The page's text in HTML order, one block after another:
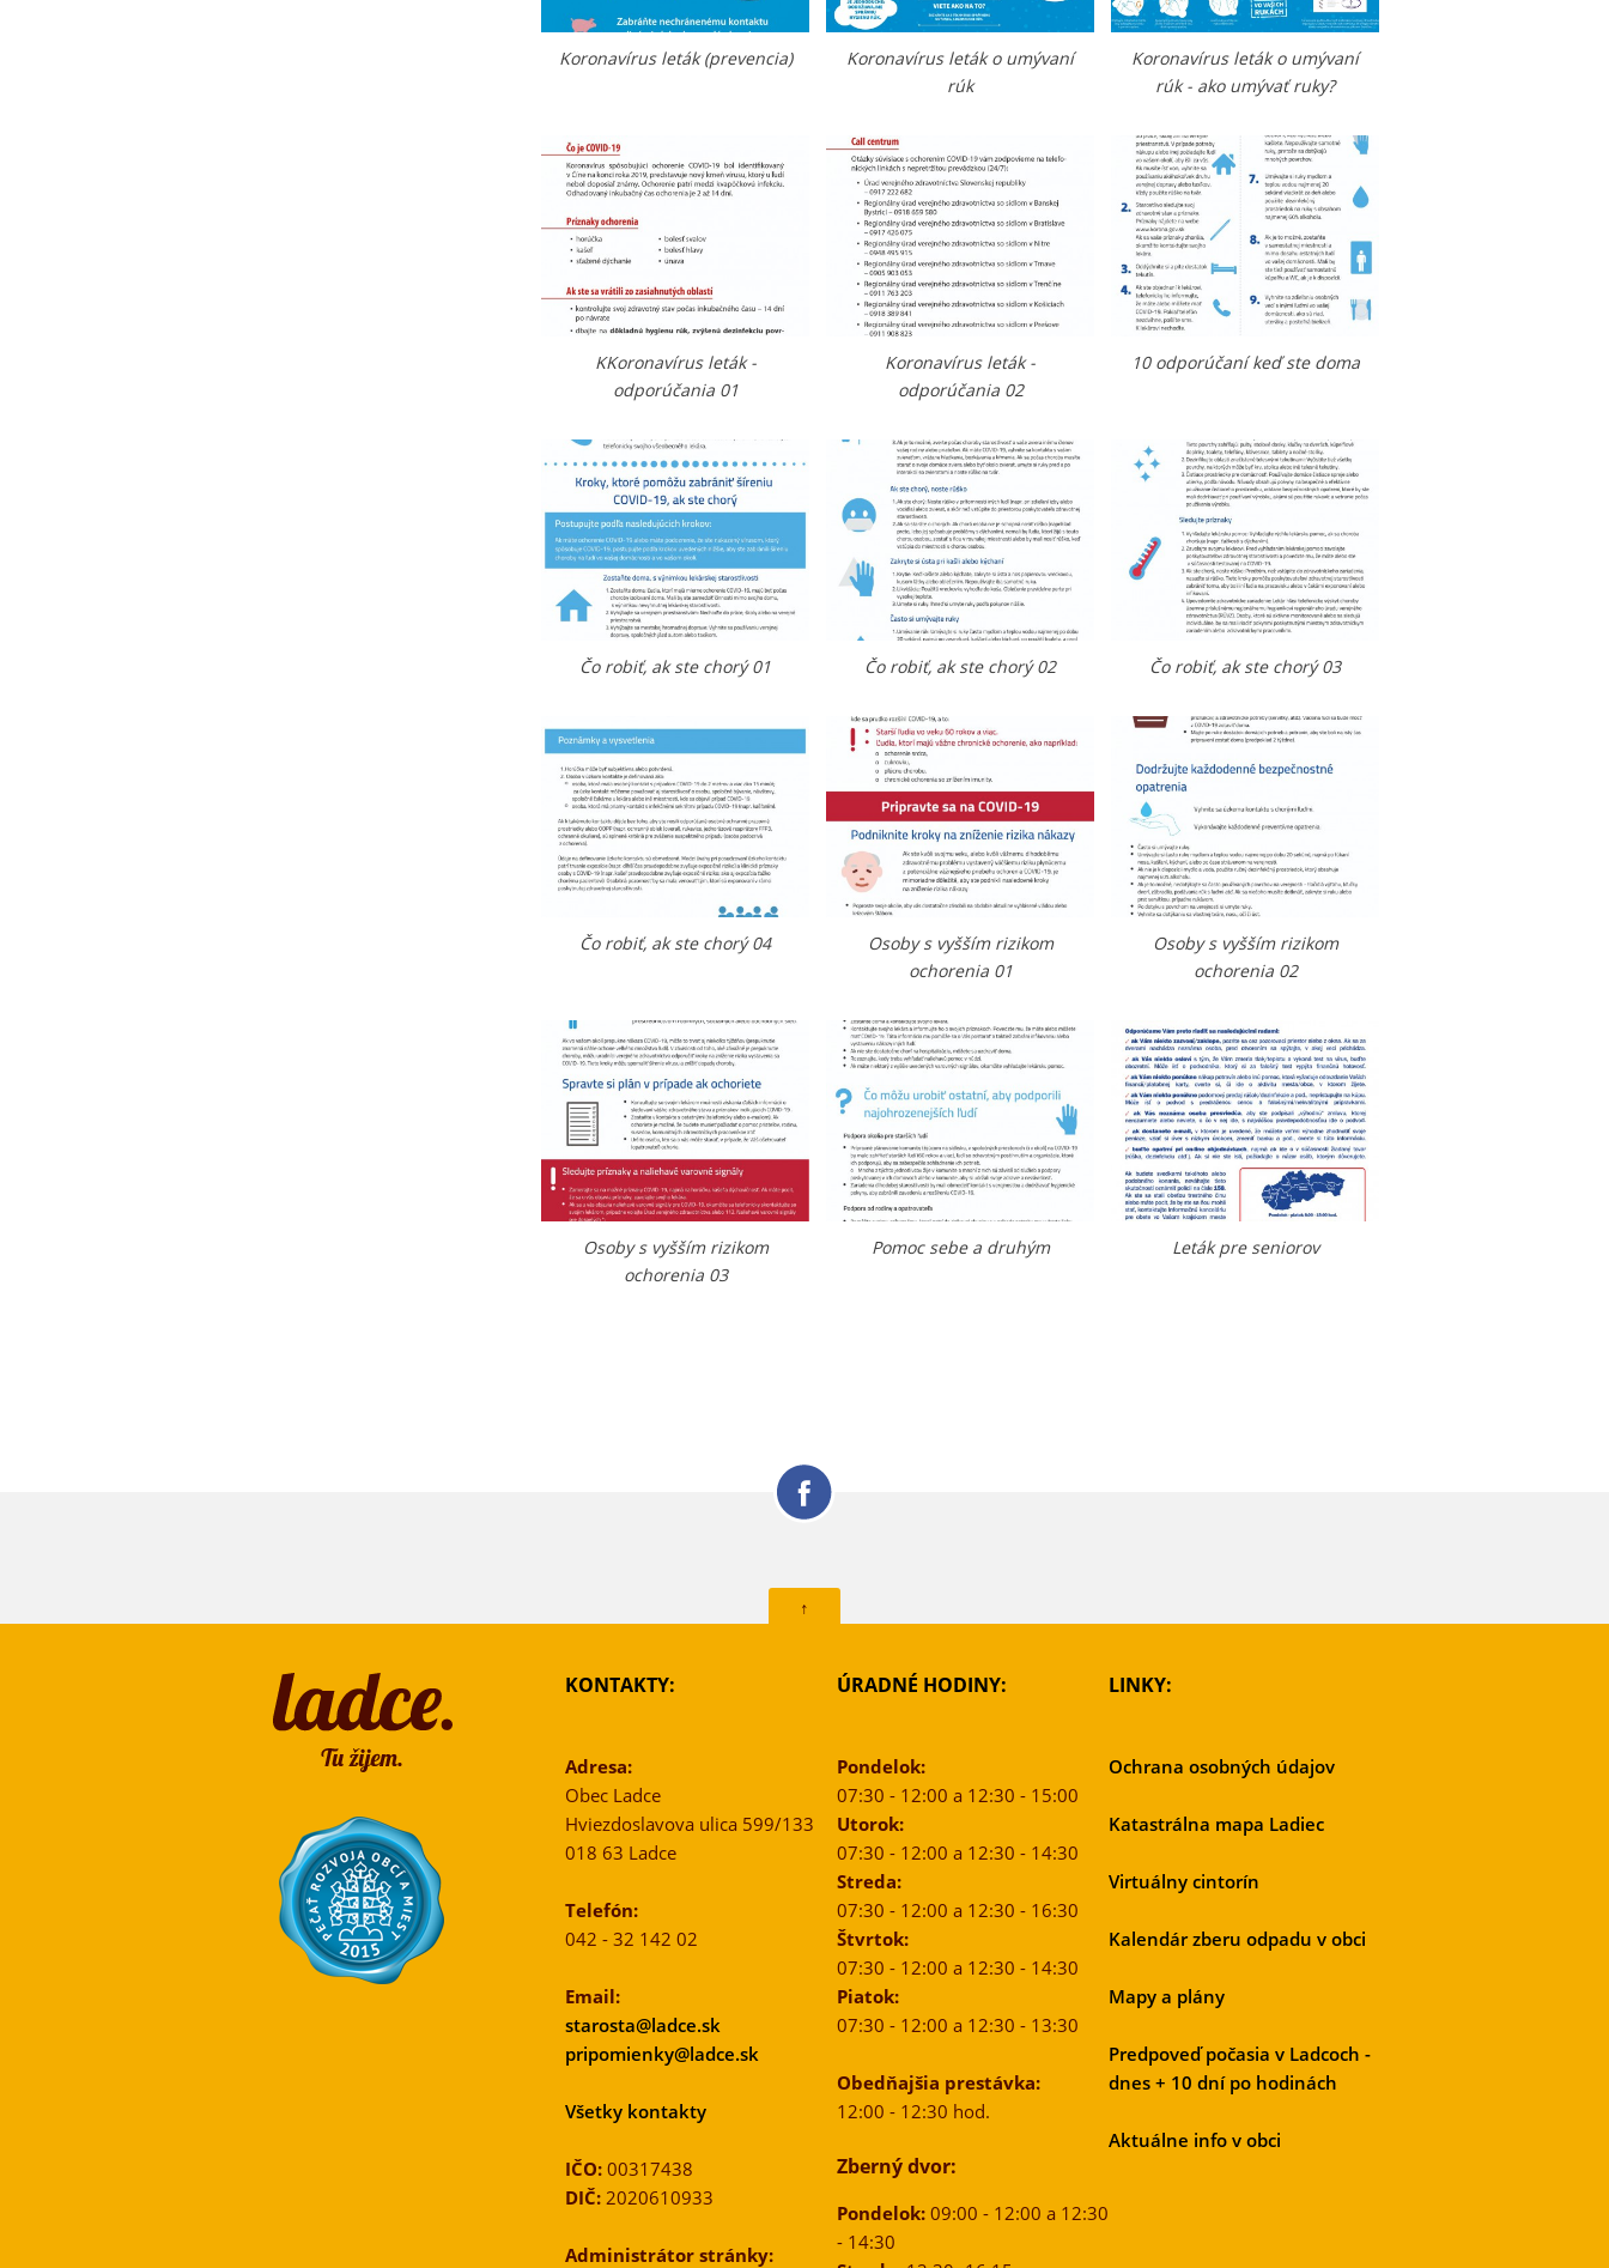
Koronavírus leták (prevencia)
Koronavírus leták o umývaní
rúk
Koronavírus leták o umývaní
rúk - ako umývať ruky?
KKoronavírus leták -
odporúčania 01
Koronavírus leták -
odporúčania 02
10 odporúčaní keď ste doma
Čo robiť, ak ste chorý 01 Čo robiť, ak ste chorý 02 Čo robiť, ak ste chorý 03
Čo robiť, ak ste chorý 04
Osoby s vyšším rizikom
ochorenia 01
Osoby s vyšším rizikom
ochorenia 02
Osoby s vyšším rizikom
ochorenia 03
Pomoc sebe a druhým Leták pre seniorov
↑
KONTAKTY:
Adresa:
Obec Ladce
Hviezdoslavova ulica 599/133
018 63 Ladce
Telefón:
042 - 32 142 02
Email:
starosta@ladce.sk
pripomienky@ladce.sk
Všetky kontakty
IČO: 00317438
DIČ: 2020610933
Administrátor stránky:
ÚRADNÉ HODINY:
Pondelok:
07:30 - 12:00 a 12:30 - 15:00
Utorok:
07:30 - 12:00 a 12:30 - 14:30
Streda:
07:30 - 12:00 a 12:30 - 16:30
Štvrtok:
07:30 - 12:00 a 12:30 - 14:30
Piatok:
07:30 - 12:00 a 12:30 - 13:30
Obedňajšia prestávka:
12:00 - 12:30 hod.
Zberný dvor:
Pondelok:09:00 - 12:00 a 12:30
- 14:30
LINKY:
Ochrana osobných údajov
Katastrálna mapa Ladiec
Virtuálny cintorín
Kalendár zberu odpadu v obci
Mapy a plány
Predpoveď počasia v Ladcoch -
dnes + 10 dní po hodinách
Aktuálne info v obci